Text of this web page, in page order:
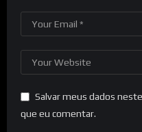
Salvar meus dados
que eu comentar.